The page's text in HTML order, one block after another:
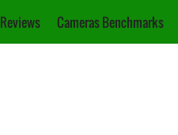
Reviews Cameras Benchmarks